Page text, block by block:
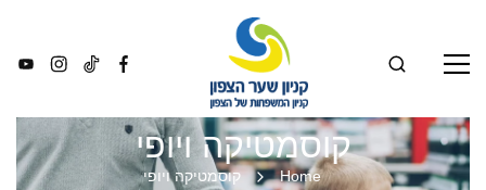
קוסמטיקה ויופי
Home קוסמטיקה ויופי